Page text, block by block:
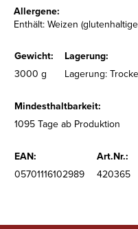
Allergene:
Enthält: Weizen
Gewicht:
Lagerung:
3000 g
Lagerung:
Mindesthaltbarkeit:
1095 Tage ab Produktion
EAN:
Art.Nr.:
05701116102989
420365